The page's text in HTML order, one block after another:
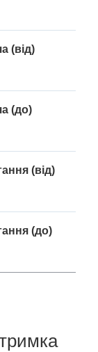
(від)
(до)
(від)
(до)